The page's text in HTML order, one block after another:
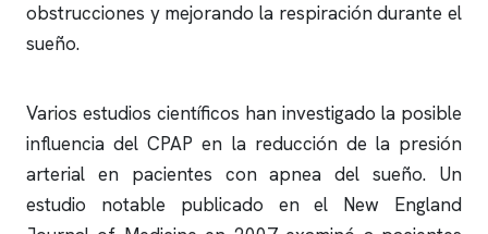
obstrucciones y mejorando la respiración durante el
sueño.
Varios estudios científicos han investigado la posible
influencia del CPAP en la reducción de la presión
arterial en pacientes conapnea del sueño. Un
estudio notable publicado en el New England